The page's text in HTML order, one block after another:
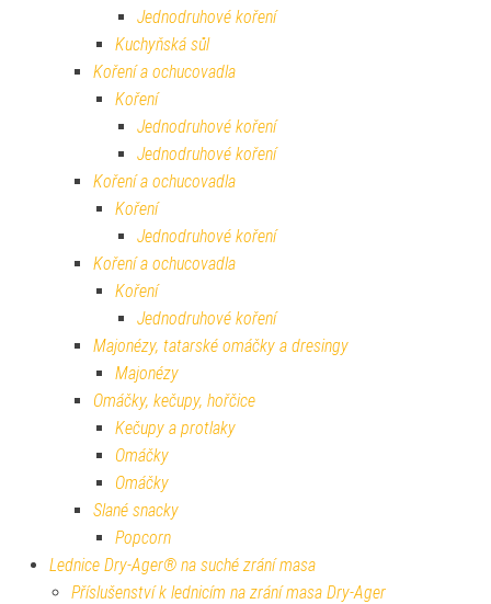
Jednodruhové koření
Kuchyňská sůl
Koření a ochucovadla
Koření
Jednodruhové koření
Jednodruhové koření
Koření a ochucovadla
Koření
Jednodruhové koření
Koření a ochucovadla
Koření
Jednodruhové koření
Majonézy, tatarské omáčky a dresingy
Majonézy
Omáčky, kečupy, hořčice
Kečupy a protlaky
Omáčky
Omáčky
Slané snacky
Popcorn
Lednice Dry-Ager® na suché zrání masa
Příslušenství k lednicím na zrání masa Dry-Ager